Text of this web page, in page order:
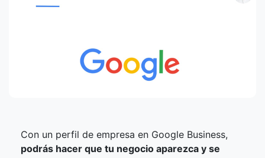
Con un perfil de empresa en Google Business,
podrás hacer que tu negocio aparezca y se